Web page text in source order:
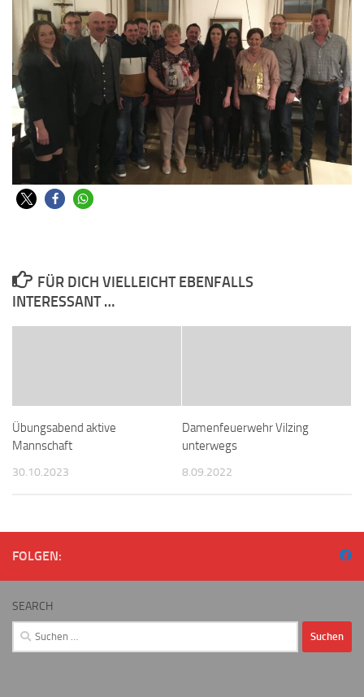
FÜR DICH VIELLEICHT EBENFALLS
INTERESSANT …
Übungsabend aktive
Mannschaft
30.10.2023
Damenfeuerwehr Vilzing
unterwegs
8.09.2022
FOLGEN:
SEARCH
Suchen
nach: